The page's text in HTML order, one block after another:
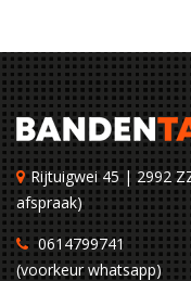
Rijtuigwei 45 | 2992
afspraak)
0614799741
(voorkeur whatsapp)